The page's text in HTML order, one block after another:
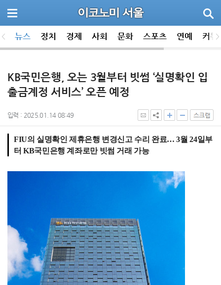
뉴스 정치 경제 사회 문화 스포츠 연예 커뮤
KB국민은행, 오는 3월부터 빗썸 ‘실명확인 입
출금계정 서비스’ 오픈 예정
입력 : 2025.01.14 08:49
FIU의 실명확인 제휴은행 변경신고 수리 완료… 3월 24일부
터 KB국민은행 계좌로만 빗썸 거래 가능